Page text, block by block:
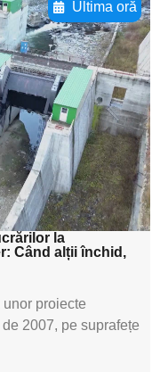
Ultima oră
pentru
aici
aici
aici
la
Când alții închid,
proiecte
2007, pe suprafețe